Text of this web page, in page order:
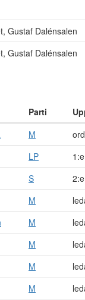
Gustaf Dalénsalen
Gustaf Dalénsalen
Parti
M
LP
S
M
M
M
M
M